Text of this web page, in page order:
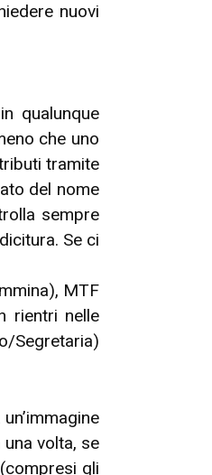
nuovi
qualunque
che uno
tramite
del nome
sempre
Se ci
MTF
rientri nelle
Segretaria)
volta, se
gli